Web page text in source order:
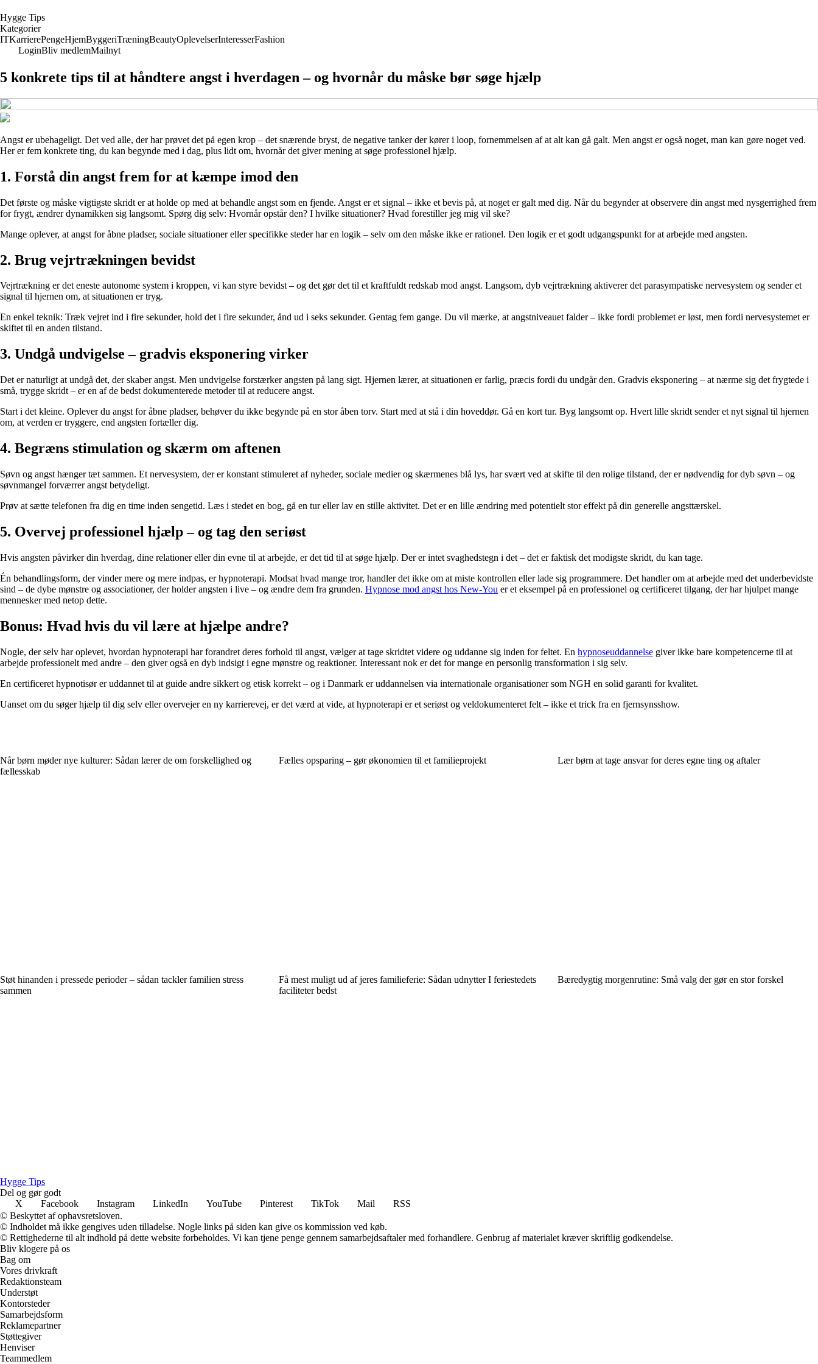
Hygge Tips
Kategorier
ITKarrierePengeHjemByggeriTræningBeautyOplevelserInteresserFashion
LoginBliv medlemMailnyt
5 konkrete tips til at håndtere angst i hverdagen – og hvornår du måske bør søge hjælp
Angst er ubehageligt. Det ved alle, der har prøvet det på egen krop – det snærende bryst, de negative tanker der kører i loop, fornemmelsen af at alt kan gå galt. Men angst er også noget, man kan gøre noget ved.
Her er fem konkrete ting, du kan begynde med i dag, plus lidt om, hvornår det giver mening at søge professionel hjælp.
1. Forstå din angst frem for at kæmpe imod den
Det første og måske vigtigste skridt er at holde op med at behandle angst som en fjende. Angst er et signal – ikke et bevis på, at noget er galt med dig. Når du begynder at observere din angst med nysgerrighed frem
for frygt, ændrer dynamikken sig langsomt. Spørg dig selv: Hvornår opstår den? I hvilke situationer? Hvad forestiller jeg mig vil ske?
Mange oplever, at angst for åbne pladser, sociale situationer eller specifikke steder har en logik – selv om den måske ikke er rationel. Den logik er et godt udgangspunkt for at arbejde med angsten.
2. Brug vejrtrækningen bevidst
Vejrtrækning er det eneste autonome system i kroppen, vi kan styre bevidst – og det gør det til et kraftfuldt redskab mod angst. Langsom, dyb vejrtrækning aktiverer det parasympatiske nervesystem og sender et
signal til hjernen om, at situationen er tryg.
En enkel teknik: Træk vejret ind i fire sekunder, hold det i fire sekunder, ånd ud i seks sekunder. Gentag fem gange. Du vil mærke, at angstniveauet falder – ikke fordi problemet er løst, men fordi nervesystemet er
skiftet til en anden tilstand.
3. Undgå undvigelse – gradvis eksponering virker
Det er naturligt at undgå det, der skaber angst. Men undvigelse forstærker angsten på lang sigt. Hjernen lærer, at situationen er farlig, præcis fordi du undgår den. Gradvis eksponering – at nærme sig det frygtede i
små, trygge skridt – er en af de bedst dokumenterede metoder til at reducere angst.
Start i det kleine. Oplever du angst for åbne pladser, behøver du ikke begynde på en stor åben torv. Start med at stå i din hoveddør. Gå en kort tur. Byg langsomt op. Hvert lille skridt sender et nyt signal til hjernen
om, at verden er tryggere, end angsten fortæller dig.
4. Begræns stimulation og skærm om aftenen
Søvn og angst hænger tæt sammen. Et nervesystem, der er konstant stimuleret af nyheder, sociale medier og skærmenes blå lys, har svært ved at skifte til den rolige tilstand, der er nødvendig for dyb søvn – og
søvnmangel forværrer angst betydeligt.
Prøv at sætte telefonen fra dig en time inden sengetid. Læs i stedet en bog, gå en tur eller lav en stille aktivitet. Det er en lille ændring med potentielt stor effekt på din generelle angsttærskel.
5. Overvej professionel hjælp – og tag den seriøst
Hvis angsten påvirker din hverdag, dine relationer eller din evne til at arbejde, er det tid til at søge hjælp. Der er intet svaghedstegn i det – det er faktisk det modigste skridt, du kan tage.
Én behandlingsform, der vinder mere og mere indpas, er hypnoterapi. Modsat hvad mange tror, handler det ikke om at miste kontrollen eller lade sig programmere. Det handler om at arbejde med det underbevidste
sind – de dybe mønstre og associationer, der holder angsten i live – og ændre dem fra grunden. Hypnose mod angst hos New-You er et eksempel på en professionel og certificeret tilgang, der har hjulpet mange
mennesker med netop dette.
Bonus: Hvad hvis du vil lære at hjælpe andre?
Nogle, der selv har oplevet, hvordan hypnoterapi har forandret deres forhold til angst, vælger at tage skridtet videre og uddanne sig inden for feltet. En hypnoseuddannelse giver ikke bare kompetencerne til at
arbejde professionelt med andre – den giver også en dyb indsigt i egne mønstre og reaktioner. Interessant nok er det for mange en personlig transformation i sig selv.
En certificeret hypnotisør er uddannet til at guide andre sikkert og etisk korrekt – og i Danmark er uddannelsen via internationale organisationer som NGH en solid garanti for kvalitet.
Uanset om du søger hjælp til dig selv eller overvejer en ny karrierevej, er det værd at vide, at hypnoterapi er et seriøst og veldokumenteret felt – ikke et trick fra en fjernsynsshow.
Når børn møder nye kulturer: Sådan lærer de om forskellighed og
fællesskab
Fælles opsparing – gør økonomien til et familieprojekt Lær børn at tage ansvar for deres egne ting og aftaler
Støt hinanden i pressede perioder – sådan tackler familien stress
sammen
Få mest muligt ud af jeres familieferie: Sådan udnytter I feriestedets
faciliteter bedst
Bæredygtig morgenrutine: Små valg der gør en stor forskel
Hygge Tips
Del og gør godt
X
Facebook Instagram LinkedIn YouTube Pinterest TikTok Mail
RSS
© Beskyttet af ophavsretsloven.
© Indholdet må ikke gengives uden tilladelse. Nogle links på siden kan give os kommission ved køb.
© Rettighederne til alt indhold på dette website forbeholdes. Vi kan tjene penge gennem samarbejdsaftaler med forhandlere. Genbrug af materialet kræver skriftlig godkendelse.
Bliv klogere på os
Bag om
Vores drivkraft
Redaktionsteam
Understøt
Kontorsteder
Samarbejdsform
Reklamepartner
Støttegiver
Henviser
Teammedlem